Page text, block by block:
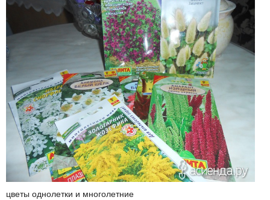
цветы однолетки и многолетние